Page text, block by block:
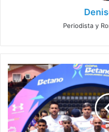
Periodista y
Los
2
despidos
que
remecen
al
plantel